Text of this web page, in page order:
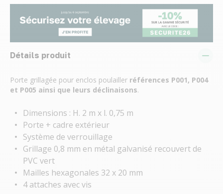
Détails produit
Porte grillagée pour enclos poulailler références P001, P004
et P005 ainsi que leurs déclinaisons.
Dimensions : H. 2 m x l. 0,75 m
Porte + cadre extérieur
Système de verrouillage
Grillage 0,8 mm en métal galvanisé recouvert de
PVC vert
Mailles hexagonales 32 x 20 mm
4 attaches avec vis